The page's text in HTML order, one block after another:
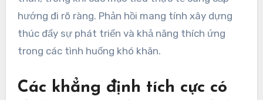
hướng đi rõ ràng. Phản hồi mang tính xây dựng
thúc đẩy sự phát triển và khả năng thích ứng
trong các tình huống khó khăn.
Các khẳng định tích cực có